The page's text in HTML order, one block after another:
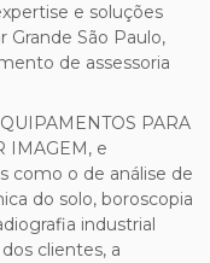
e soluções
Grande São Paulo,
de assessoria
PARA
IMAGEM, e
como o de análise de
do solo, boroscopia
industrial
clientes, a